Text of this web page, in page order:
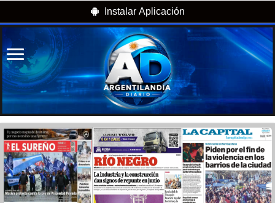
Instalar Aplicación